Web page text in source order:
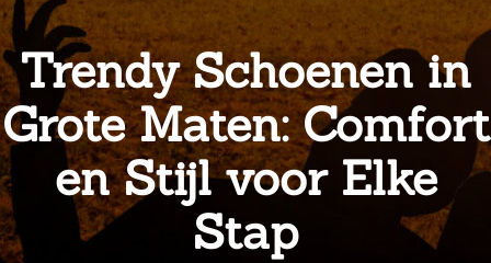
Trendy Schoenen in
Grote Maten: Comfort
en Stijl voor Elke
Stap